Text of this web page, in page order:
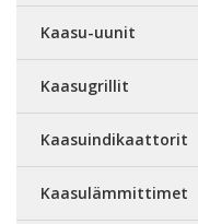
Kaasu-uunit
Kaasugrillit
Kaasuindikaattorit
Kaasulämmittimet